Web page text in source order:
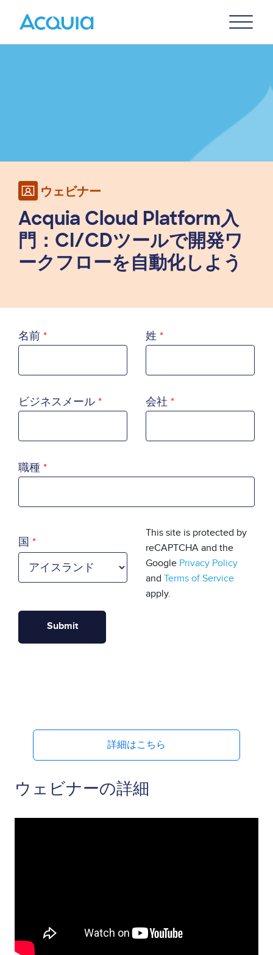
Menu
ウェビナー
Acquia Cloud Platform入
門：CI/CDツールで開発ワ
ークフローを自動化しよう
名前 姓
ビジネスメール 会社
職種
国
This site is protected by
reCAPTCHA and the
Google Privacy Policy
and Terms of Service
apply.
詳細はこちら
ウェビナーの詳細